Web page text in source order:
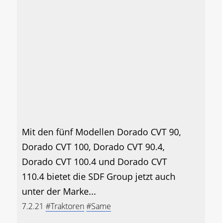
Mit den fünf Modellen Dorado CVT 90,
Dorado CVT 100, Dorado CVT 90.4,
Dorado CVT 100.4 und Dorado CVT
110.4 bietet die SDF Group jetzt auch
unter der Marke...
7.2.21 #Traktoren#Same